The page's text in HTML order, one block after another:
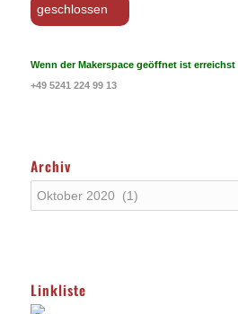
geschlossen
Wenn der Makerspace geöffnet ist
+49 5241 224 99 13
Archiv
Linkliste